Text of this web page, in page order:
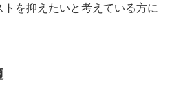
トを抑えたいと考えている方に